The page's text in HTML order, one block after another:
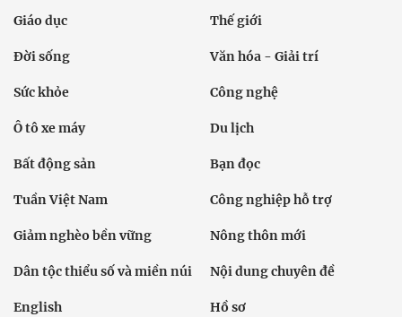
Giáo dục Thế giới
Đời sống Văn hóa - Giải trí
Sức khỏe Công nghệ
Ô tô xe máy Du lịch
Bất động sản Bạn đọc
Tuần Việt Nam Công nghiệp hỗ trợ
Giảm nghèo bền vững Nông thôn mới
Dân tộc thiểu số và miền núi Nội dung chuyên đề
English Hồ sơ